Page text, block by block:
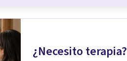
¿Necesito terapia?